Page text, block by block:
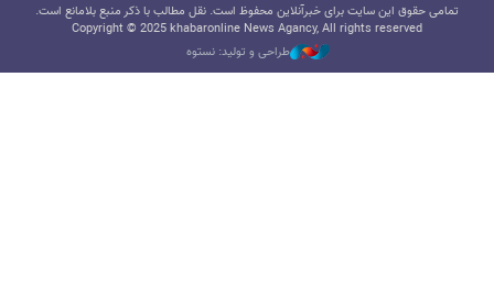
تمامی حقوق این سایت برای خبرآنلاین محفوظ است. نقل مطالب با ذکر منبع بلامانع است.
Copyright © 2025 khabaronline News Agancy, All rights reserved
طراحی و تولید: نستوه